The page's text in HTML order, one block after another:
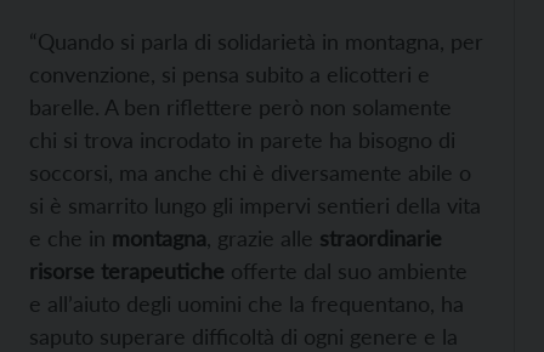
“Quando si parla di solidarietà in montagna, per
convenzione, si pensa subito a elicotteri e
barelle. A ben riflettere però non solamente
chi si trova incrodato in parete ha bisogno di
soccorsi, ma anche chi è diversamente abile o
si è smarrito lungo gli impervi sentieri della vita
e che in montagna , grazie alle straordinarie
risorse terapeutiche offerte dal suo ambiente
e all’aiuto degli uomini che la frequentano, ha
saputo superare difficoltà di ogni genere e la